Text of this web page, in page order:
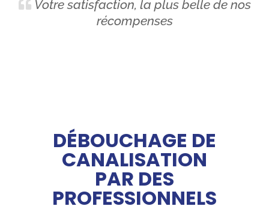
Votre satisfaction, la plus belle de nos
récompenses
DÉBOUCHAGE DE
CANALISATION
PAR DES
PROFESSIONNELS